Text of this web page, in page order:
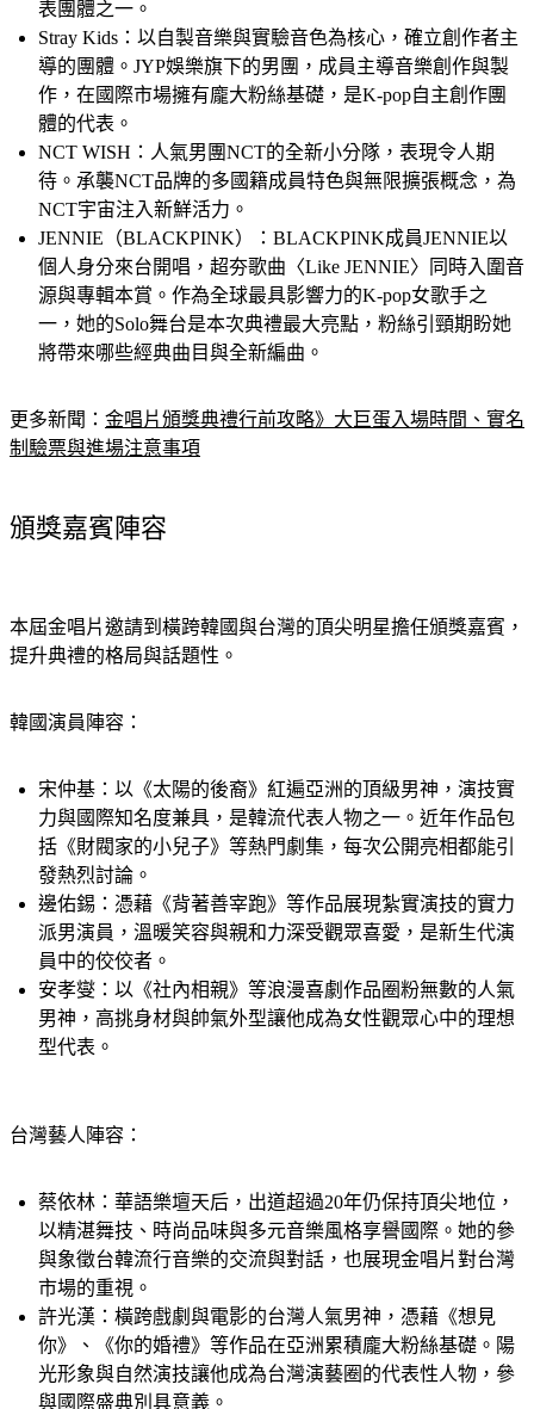
表團體之一。
Stray Kids： 以自製音樂與實驗音色為核心，確立創作者主
導的團體。JYP娛樂旗下的男團，成員主導音樂創作與製
作，在國際市場擁有龐大粉絲基礎，是K-pop自主創作團
體的代表。
NCT WISH： 人氣男團NCT的全新小分隊，表現令人期
待。承襲NCT品牌的多國籍成員特色與無限擴張概念，為
NCT宇宙注入新鮮活力。
JENNIE（BLACKPINK）
：BLACKPINK成員JENNIE以
個人身分來台開唱，超夯歌曲〈Like JENNIE〉同時入圍音
源與專輯本賞。作為全球最具影響力的K-pop女歌手之
一，她的Solo舞台是本次典禮最大亮點，粉絲引頸期盼她
將帶來哪些經典曲目與全新編曲。
更多新聞： 金唱片頒獎典禮行前攻略》大巨蛋入場時間、實名
制驗票與進場注意事項
頒獎嘉賓陣容
本屆金唱片邀請到橫跨韓國與台灣的頂尖明星擔任頒獎嘉賓，
提升典禮的格局與話題性。
韓國演員陣容：
宋仲基： 以《太陽的後裔》紅遍亞洲的頂級男神，演技實
力與國際知名度兼具，是韓流代表人物之一。近年作品包
括《財閥家的小兒子》等熱門劇集，每次公開亮相都能引
發熱烈討論。
邊佑錫： 憑藉《背著善宰跑》等作品展現紮實演技的實力
派男演員，溫暖笑容與親和力深受觀眾喜愛，是新生代演
員中的佼佼者。
安孝燮： 以《社內相親》等浪漫喜劇作品圈粉無數的人氣
男神，高挑身材與帥氣外型讓他成為女性觀眾心中的理想
型代表。
台灣藝人陣容：
蔡依林： 華語樂壇天后，出道超過20年仍保持頂尖地位，
以精湛舞技、時尚品味與多元音樂風格享譽國際。她的參
與象徵台韓流行音樂的交流與對話，也展現金唱片對台灣
市場的重視。
許光漢： 橫跨戲劇與電影的台灣人氣男神，憑藉《想見
你》、《你的婚禮》等作品在亞洲累積龐大粉絲基礎。陽
光形象與自然演技讓他成為台灣演藝圈的代表性人物，參
與國際盛典別具意義。